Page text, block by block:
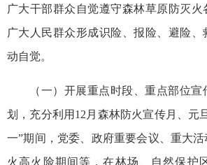
广大干部群众自觉遵守森林草原防灭火
广大人民群众形成识险、报险、避险
动自觉。
（一）开展重点时段、重点部位
划，充分利用12月森林防火宣传月、元
一”期间，党委、政府重要会议、重大
火高火险期间等，在林场、自然保护